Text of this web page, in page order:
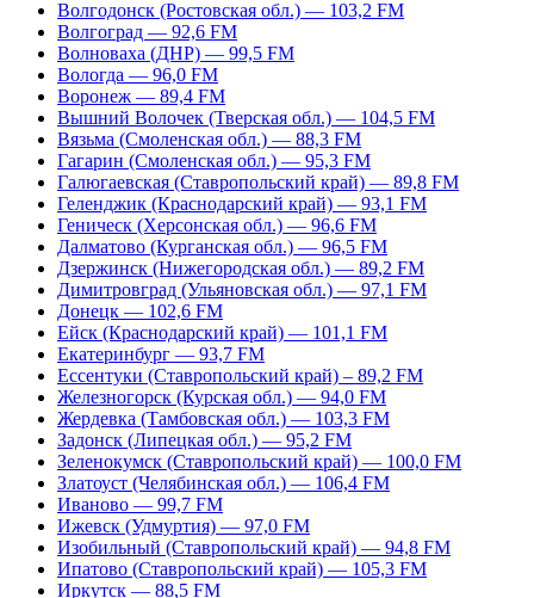
Волгодонск (Ростовская обл.) — 103,2 FM
Волгоград — 92,6 FM
Волноваха (ДНР) — 99,5 FM
Вологда — 96,0 FM
Воронеж — 89,4 FM
Вышний Волочек (Тверская обл.) — 104,5 FM
Вязьма (Смоленская обл.) — 88,3 FM
Гагарин (Смоленская обл.) — 95,3 FM
Галюгаевская (Ставропольский край) — 89,8 FM
Геленджик (Краснодарский край) — 93,1 FM
Геническ (Херсонская обл.) — 96,6 FM
Далматово (Курганская обл.) — 96,5 FM
Дзержинск (Нижегородская обл.) — 89,2 FM
Димитровград (Ульяновская обл.) — 97,1 FM
Донецк — 102,6 FM
Ейск (Краснодарский край) — 101,1 FM
Екатеринбург — 93,7 FM
Ессентуки (Ставропольский край) – 89,2 FM
Железногорск (Курская обл.) — 94,0 FM
Жердевка (Тамбовская обл.) — 103,3 FM
Задонск (Липецкая обл.) — 95,2 FM
Зеленокумск (Ставропольский край) — 100,0 FM
Златоуст (Челябинская обл.) — 106,4 FM
Иваново — 99,7 FM
Ижевск (Удмуртия) — 97,0 FM
Изобильный (Ставропольский край) — 94,8 FM
Ипатово (Ставропольский край) — 105,3 FM
Иркутск — 88,5 FM